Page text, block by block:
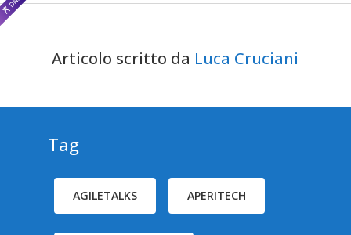
Articolo scritto da Luca Cruciani
Tag
AGILETALKS APERITECH